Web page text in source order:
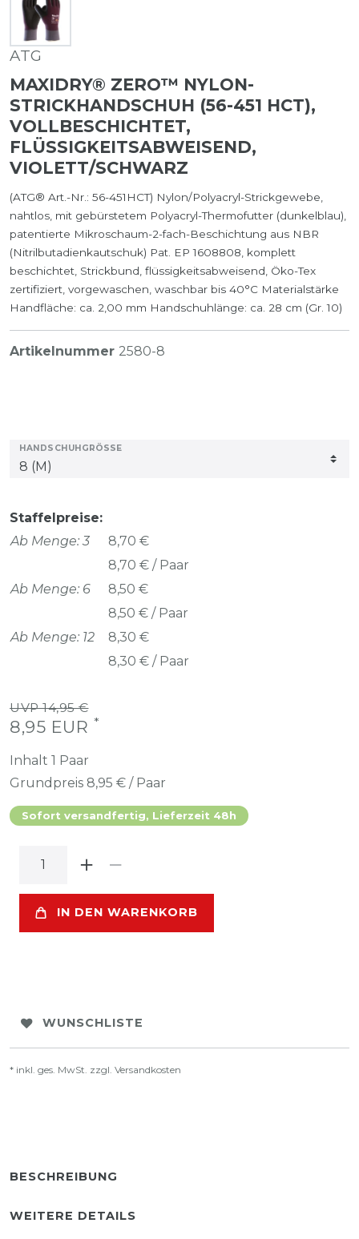
ATG
MAXIDRY® ZERO™ NYLON-
STRICKHANDSCHUH (56-451 HCT),
VOLLBESCHICHTET,
FLÜSSIGKEITSABWEISEND,
VIOLETT/SCHWARZ
(ATG® Art.-Nr.: 56-451HCT) Nylon/Polyacryl-Strickgewebe,
nahtlos, mit gebürstetem Polyacryl-Thermofutter (dunkelblau),
patentierte Mikroschaum-2-fach-Beschichtung aus NBR
(Nitrilbutadienkautschuk) Pat. EP 1608808, komplett
beschichtet, Strickbund, flüssigkeitsabweisend, Öko-Tex
zertifiziert, vorgewaschen, waschbar bis 40°C Materialstärke
Handfläche: ca. 2,00 mm Handschuhlänge: ca. 28 cm (Gr. 10)
Artikelnummer 2580-8
HANDSCHUHGRÖSSE
Staffelpreise:
Ab Menge: 3
8,70 €
8,70 € / Paar
Ab Menge: 6
8,50 €
8,50 € / Paar
Ab Menge: 12
8,30 €
8,30 € / Paar
UVP 14,95 €
8,95 EUR *
Inhalt 1 Paar
Grundpreis 8,95 € / Paar
Sofort versandfertig, Lieferzeit 48h
IN DEN WARENKORB
WUNSCHLISTE
* inkl. ges. MwSt. zzgl. Versandkosten
BESCHREIBUNG
WEITERE DETAILS